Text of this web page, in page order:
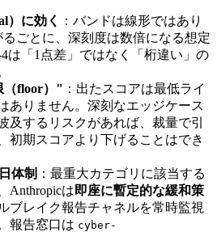
）に効く
：バンドは線形ではあり
るごとに、深刻度は数倍になる想定
4は「1点差」ではなく「桁違い」の
（floor）" ：出たスコアは最低ライ
ありません。深刻なエッジケース
及するリスクがあれば、裁量で引
初期スコアより下げることはでき
体制 ：最重大カテゴリに該当する
Anthropicは即座に暫定的な緩和策
ブレイク報告チャネルを常時監視
報告窓口は cyber-